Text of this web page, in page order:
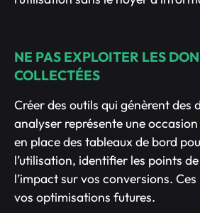
NE PAS EXPLOITER LES
COLLECTÉES
Créer des outils qui génèrent des
analyser représente une
en place des tableaux de bord
l’utilisation, identifier les points
l’impact sur vos conversions.
vos optimisations futures.